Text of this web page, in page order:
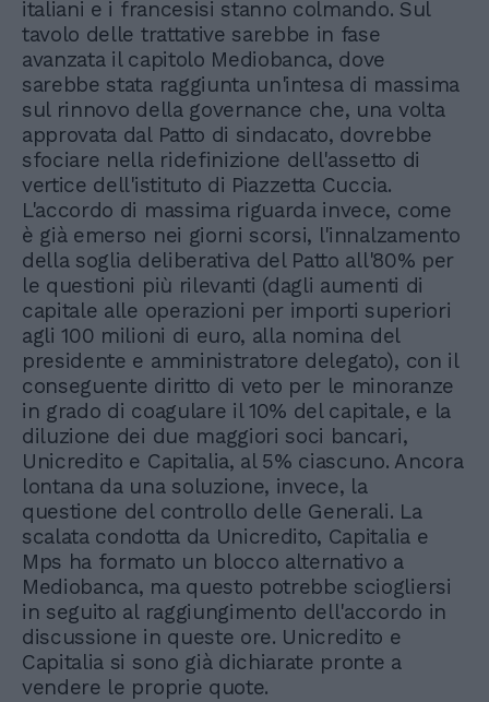
italiani e i francesisi stanno colmando. Sul
tavolo delle trattative sarebbe in fase
avanzata il capitolo Mediobanca, dove
sarebbe stata raggiunta un'intesa di massima
sul rinnovo della governance che, una volta
approvata dal Patto di sindacato, dovrebbe
sfociare nella ridefinizione dell'assetto di
vertice dell'istituto di Piazzetta Cuccia.
L'accordo di massima riguarda invece, come
è già emerso nei giorni scorsi, l'innalzamento
della soglia deliberativa del Patto all'80% per
le questioni più rilevanti (dagli aumenti di
capitale alle operazioni per importi superiori
agli 100 milioni di euro, alla nomina del
presidente e amministratore delegato), con il
conseguente diritto di veto per le minoranze
in grado di coagulare il 10% del capitale, e la
diluzione dei due maggiori soci bancari,
Unicredito e Capitalia, al 5% ciascuno. Ancora
lontana da una soluzione, invece, la
questione del controllo delle Generali. La
scalata condotta da Unicredito, Capitalia e
Mps ha formato un blocco alternativo a
Mediobanca, ma questo potrebbe sciogliersi
in seguito al raggiungimento dell'accordo in
discussione in queste ore. Unicredito e
Capitalia si sono già dichiarate pronte a
vendere le proprie quote.